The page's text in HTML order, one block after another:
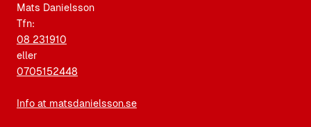
Mats Danielsson
Tfn:
08 231910
eller
0705152448
Info at matsdanielsson.se